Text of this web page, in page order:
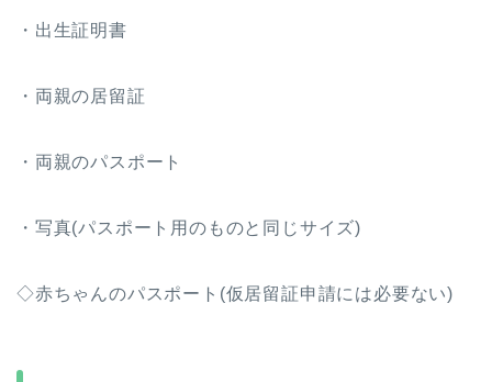
・出生証明書
・両親の居留証
・両親のパスポート
・写真(パスポート用のものと同じサイズ)
◇赤ちゃんのパスポート(仮居留証申請には必要ない)